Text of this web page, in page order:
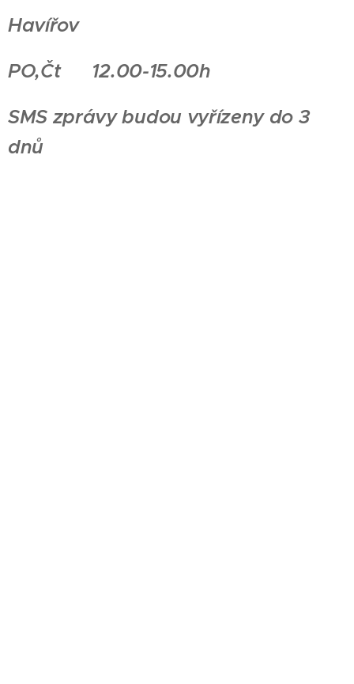
Havířov
PO,Čt 12.00-15.00h
SMS zprávy budou vyřízeny do 3
dnů